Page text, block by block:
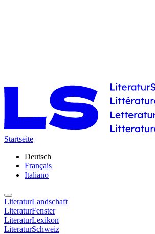
Startseite
Deutsch
Français
Italiano
LiteraturLandschaft
LiteraturFenster
LiteraturLexikon
LiteraturSchweiz